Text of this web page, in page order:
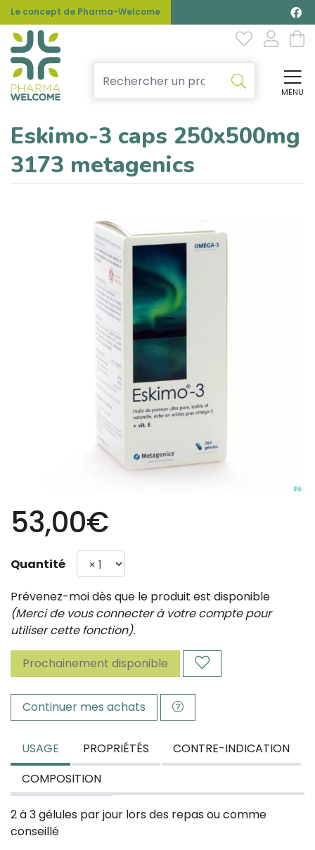
Le concept de Pharma-Welcome
MENU
Eskimo-3 caps 250x500mg
3173 metagenics
53,00€
Quantité
Prévenez-moi dès que le produit est disponible
(Merci de vous connecter à votre compte pour
utiliser cette fonction).
Prochainement disponible
Continuer mes achats
USAGE PROPRIÉTÉS
CONTRE-INDICATION
COMPOSITION
2 à 3 gélules par jour lors des repas ou comme
conseillé